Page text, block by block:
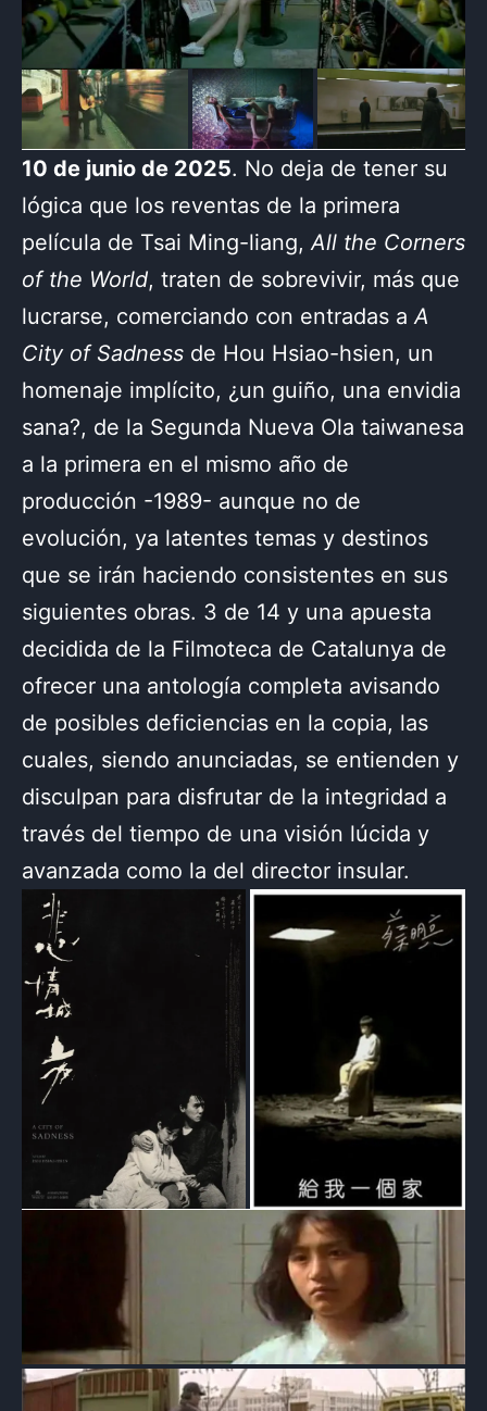
10 de junio de 2025. No deja de tener su
lógica que los reventas de la primera
película de Tsai Ming-liang,All the Corners
of the World, traten de sobrevivir, más que
lucrarse, comerciando con entradas aA
City of Sadness de Hou Hsiao-hsien, un
homenaje implícito, ¿un guiño, una envidia
sana?, de la Segunda Nueva Ola taiwanesa
a la primera en el mismo año de
producción -1989- aunque no de
evolución, ya latentes temas y destinos
que se irán haciendo consistentes en sus
siguientes obras. 3 de 14 y una apuesta
decidida de la Filmoteca de Catalunya de
ofrecer una antología completa avisando
de posibles deficiencias en la copia, las
cuales, siendo anunciadas, se entienden y
disculpan para disfrutar de la integridad a
través del tiempo de una visión lúcida y
avanzada como la del director insular.